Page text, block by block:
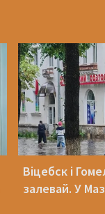
Віцебск і
залевай. У